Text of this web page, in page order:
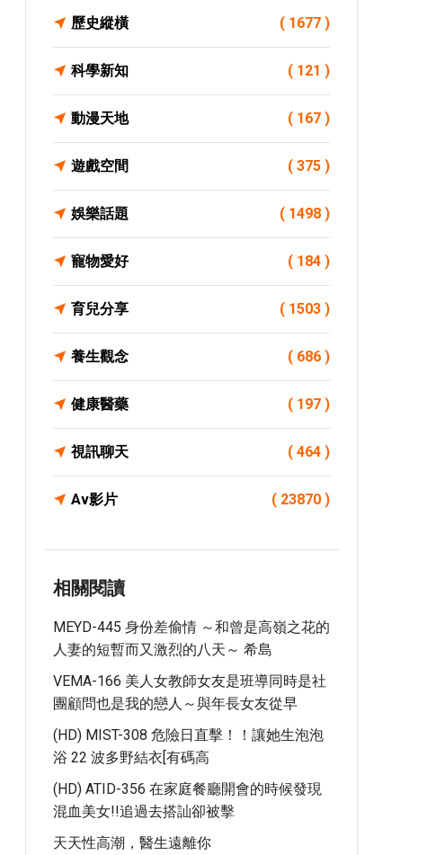
歷史縱橫 ( 1677 )
科學新知 ( 121 )
動漫天地 ( 167 )
遊戲空間 ( 375 )
娛樂話題 ( 1498 )
寵物愛好 ( 184 )
育兒分享 ( 1503 )
養生觀念 ( 686 )
健康醫藥 ( 197 )
視訊聊天 ( 464 )
Av影片 ( 23870 )
相關閱讀
MEYD-445 身份差偷情 ～和曾是高嶺之花的
人妻的短暫而又激烈的八天～ 希島
VEMA-166 美人女教師女友是班導同時是社
團顧問也是我的戀人～與年長女友從早
(HD) MIST-308 危險日直擊！！讓她生泡泡
浴 22 波多野結衣[有碼高
(HD) ATID-356 在家庭餐廳開會的時候發現
混血美女!!追過去搭訕卻被擊
天天性高潮，醫生遠離你